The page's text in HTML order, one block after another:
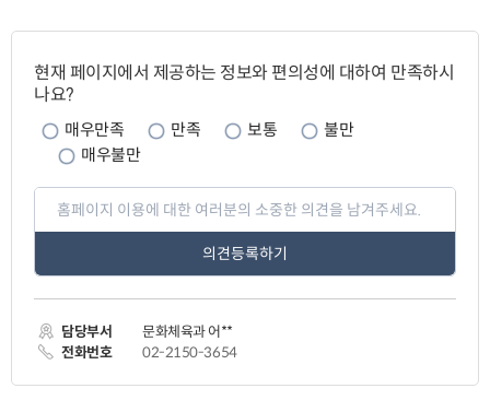
이
지
만
족
도
현재 페이지에서 제공하는 정보와 편의성에 대하여 만족하시
나요?
매우만족 만족 보통
불만
매우불만
페
지
도
평
입
력
담당부서
문화체육과 어**
전화번호
02-2150-3654